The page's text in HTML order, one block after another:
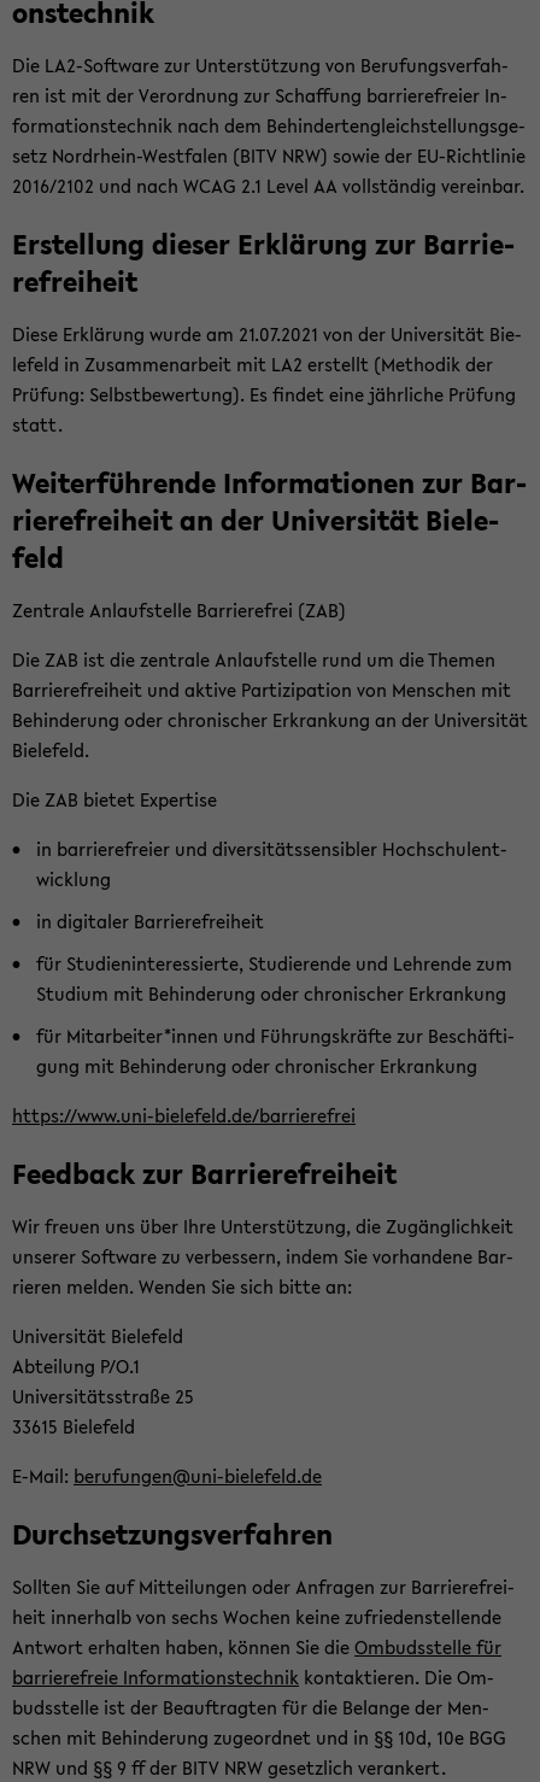
ons­tech­nik
Die LA2-​Software zur Un­ter­stüt­zung von Be­ru­fungs­ver­fah­
ren ist mit der Ver­ord­nung zur Schaf­fung bar­rie­re­frei­er In­
for­ma­ti­ons­tech­nik nach dem Be­hin­der­ten­gleich­stel­lungs­ge­
setz Nordrhein-​Westfalen (BITV NRW) sowie der EU-​Richtlinie
2016/2102 und nach WCAG 2.1 Level AA voll­stän­dig ver­ein­bar.
Er­stel­lung die­ser Er­klä­rung zur Bar­rie­
re­frei­heit
Diese Er­klä­rung wurde am 21.07.2021 von der Uni­ver­si­tät Bie­
le­feld in Zu­sam­men­ar­beit mit LA2 er­stellt (Me­tho­dik der
Prü­fung: Selbst­be­wer­tung). Es fin­det eine jähr­li­che Prü­fung
statt.
Wei­ter­füh­ren­de In­for­ma­tio­nen zur Bar­
rie­re­frei­heit an der Uni­ver­si­tät Bie­le­
feld
Zen­tra­le An­lauf­stel­le Bar­rie­re­frei (ZAB)
Die ZAB ist die zen­tra­le An­lauf­stel­le rund um die The­men
Bar­rie­re­frei­heit und ak­ti­ve Par­ti­zi­pa­ti­on von Men­schen mit
Be­hin­de­rung oder chro­ni­scher Er­kran­kung an der Uni­ver­si­tät
Bie­le­feld.
Die ZAB bie­tet Ex­per­ti­se
in bar­rie­re­frei­er und di­ver­si­täts­sen­si­bler Hoch­schul­ent­
wick­lung
in di­gi­ta­ler Bar­rie­re­frei­heit
für Stu­di­en­in­ter­es­sier­te, Stu­die­ren­de und Leh­ren­de zum
Stu­di­um mit Be­hin­de­rung oder chro­ni­scher Er­kran­kung
für Mit­ar­bei­ter*innen und Füh­rungs­kräf­te zur Be­schäf­ti­
gung mit Be­hin­de­rung oder chro­ni­scher Er­kran­kung
https://www.uni-​bielefeld.de/bar­rie­re­frei
Feed­back zur Bar­rie­re­frei­heit
Wir freu­en uns über Ihre Un­ter­stüt­zung, die Zu­gäng­lich­keit
un­se­rer Soft­ware zu ver­bes­sern, indem Sie vor­han­de­ne Bar­
rie­ren mel­den. Wen­den Sie sich bitte an:
Uni­ver­si­tät Bie­le­feld
Ab­tei­lung P/O.1
Uni­ver­si­täts­stra­ße 25
33615 Bie­le­feld
E-​Mail: be­ru­fun­gen@uni-​bielefeld.de
Durch­set­zungs­ver­fah­ren
Soll­ten Sie auf Mit­tei­lun­gen oder An­fra­gen zur Bar­rie­re­frei­
heit in­ner­halb von sechs Wo­chen keine zu­frie­den­stel­len­de
Ant­wort er­hal­ten haben, kön­nen Sie dieOm­buds­stel­le für
bar­rie­re­freie In­for­ma­ti­ons­tech­nik kon­tak­tie­ren. Die Om­
buds­stel­le ist der Be­auf­trag­ten für die Be­lan­ge der Men­
schen mit Be­hin­de­rung zu­ge­ord­net und in §§ 10d, 10e BGG
NRW und §§ 9 ff der BITV NRW ge­setz­lich ver­an­kert.